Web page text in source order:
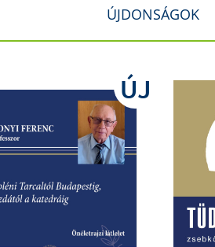
ÚJDONSÁGOK
ÚJ